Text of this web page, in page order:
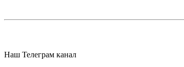
Наш Телеграм канал